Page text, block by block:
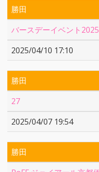
勝田
バースデーイベント
2025/04/10 17:10
勝田
27
2025/04/07 19:54
勝田